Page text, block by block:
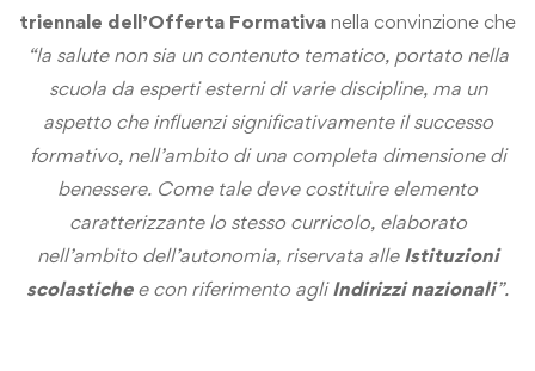
triennale dell’Offerta Formativa nella convinzione che
“la salute non sia un contenuto tematico, portato nella
scuola da esperti esterni di varie discipline, ma un
aspetto che influenzi significativamente il successo
formativo, nell’ambito di una completa dimensione di
benessere. Come tale deve costituire elemento
caratterizzante lo stesso curricolo, elaborato
nell’ambito dell’autonomia, riservata alle Istituzioni
scolastichee con riferimento agliIndirizzi nazionali”.